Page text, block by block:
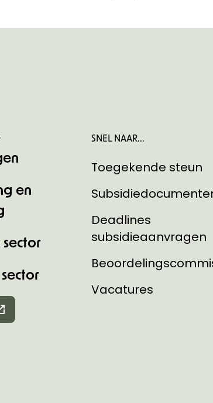
en
SNEL NAAR...
Toegekende steun
Deadlines
subsidieaanvragen
Vacatures